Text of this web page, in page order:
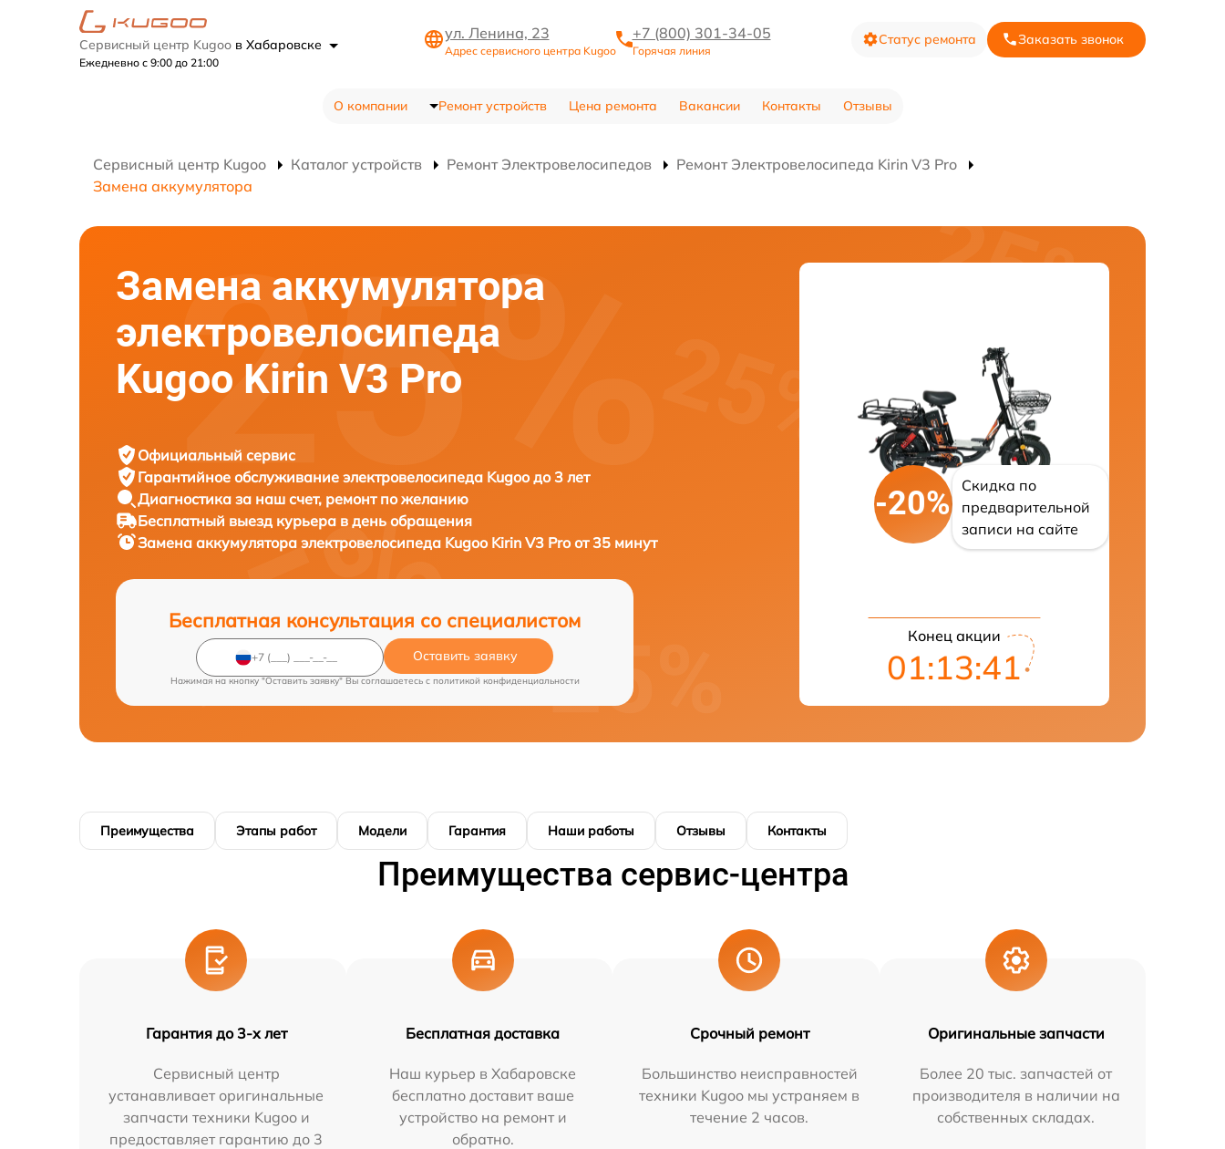
Сервисный центр Kugoo в Хабаровске
Ежедневно с 9:00 до 21:00
ул. Ленина, 23
Адрес сервисного центра Kugoo
+7 (800) 301-34-05
Горячая линия
Статус ремонта Заказать звонок
О компании Ремонт устройств Цена ремонта Вакансии Контакты Отзывы
Сервисный центр Kugoo Каталог устройств Ремонт Электровелосипедов
Ремонт Электровелосипеда Kirin V3 Pro
Замена аккумулятора
Замена аккумулятора
электровелосипеда
Kugoo Kirin V3 Pro
Официальный сервис
Гарантийное обслуживание электровелосипеда Kugoo до 3 лет
Диагностика за наш счет, ремонт по желанию
Бесплатный выезд курьера в день обращения
Замена аккумулятора электровелосипеда Kugoo Kirin V3 Pro от 35 минут
Бесплатная консультация со специалистом
Оставить заявку
Нажимая на кнопку "Оставить заявку" Вы соглашаетесь c политикой конфиденциальности
-20%
Скидка по
предварительной
записи на сайте
Конец акции
01:13:40
Преимущества Этапы работ Модели Гарантия Наши работы Отзывы Контакты
Преимущества сервис-центра
Гарантия до 3-х лет
Сервисный центр
устанавливает оригинальные
запчасти техники Kugoo и
предоставляет гарантию до 3
Бесплатная доставка
Наш курьер в Хабаровске
бесплатно доставит ваше
устройство на ремонт и
обратно.
Срочный ремонт
Большинство неисправностей
техники Kugoo мы устраняем в
течение 2 часов.
Оригинальные запчасти
Более 20 тыс. запчастей от
производителя в наличии на
собственных складах.